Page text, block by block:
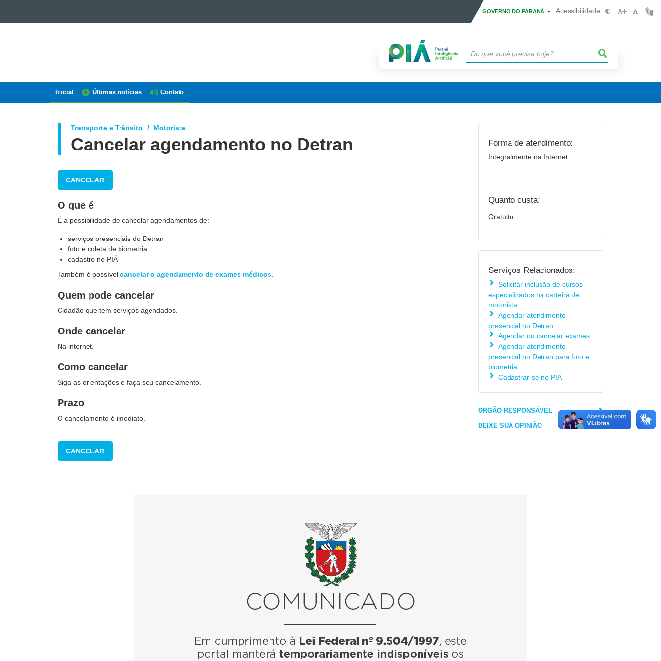
GOVERNO DO PARANÁ Acessibilidade
PARANÁ
Navegação
Inicial Últimas notícias Contato
Transporte e Trânsito Motorista
Cancelar agendamento no Detran
CANCELAR
O que é
É a possibilidade de cancelar agendamentos de:
serviços presenciais do Detran
foto e coleta de biometria
cadastro no PIÁ
Também é possível cancelar o agendamento de exames médicos
Quem pode cancelar
Cidadão que tem serviços agendados.
Onde cancelar
Na internet.
Como cancelar
Siga as orientações e faça seu cancelamento.
Prazo
O cancelamento é imediato.
CANCELAR
Forma de atendimento:
Integralmente na Internet
Quanto custa:
Gratuito
Serviços Relacionados:
Solicitar inclusão de cursos
especializados na carteira de
motorista
Agendar atendimento
presencial no Detran
Agendar ou cancelar exames
Agendar atendimento
presencial no Detran para foto e
biometria
Cadastrar-se no PIÁ
ÓRGÃO RESPONSÁVEL
DEIXE SUA OPINIÃO